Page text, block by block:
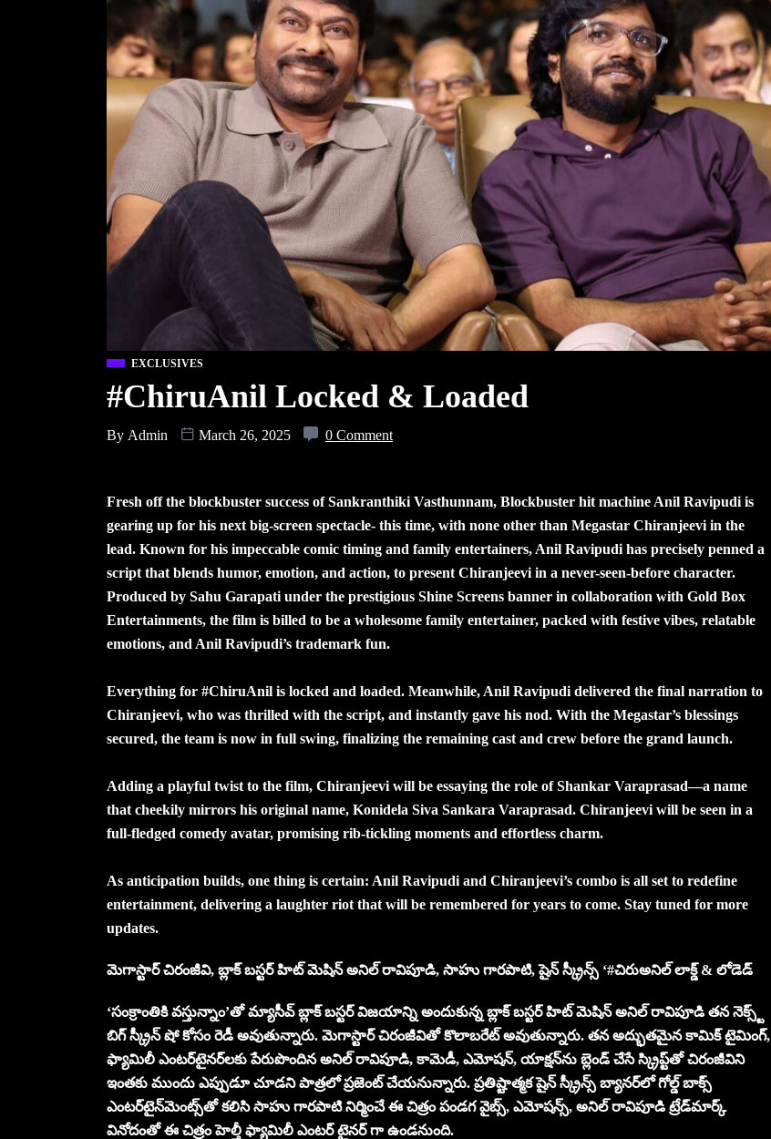
EXCLUSIVES
#ChiruAnil Locked & Loaded
By Admin March 26, 2025 0 Comment
Fresh off the blockbuster success of Sankranthiki Vasthunnam, Blockbuster hit machine Anil Ravipudi is
gearing up for his next big-screen spectacle- this time, with none other than Megastar Chiranjeevi in the
lead. Known for his impeccable comic timing and family entertainers, Anil Ravipudi has precisely penned a
script that blends humor, emotion, and action, to present Chiranjeevi in a never-seen-before character.
Produced by Sahu Garapati under the prestigious Shine Screens banner in collaboration with Gold Box
Entertainments, the film is billed to be a wholesome family entertainer, packed with festive vibes, relatable
emotions, and Anil Ravipudi’s trademark fun.
Everything for #ChiruAnil is locked and loaded. Meanwhile, Anil Ravipudi delivered the final narration to
Chiranjeevi, who was thrilled with the script, and instantly gave his nod. With the Megastar’s blessings
secured, the team is now in full swing, finalizing the remaining cast and crew before the grand launch.
Adding a playful twist to the film, Chiranjeevi will be essaying the role of Shankar Varaprasad—a name
that cheekily mirrors his original name, Konidela Siva Sankara Varaprasad. Chiranjeevi will be seen in a
full-fledged comedy avatar, promising rib-tickling moments and effortless charm.
As anticipation builds, one thing is certain: Anil Ravipudi and Chiranjeevi’s combo is all set to redefine
entertainment, delivering a laughter riot that will be remembered for years to come. Stay tuned for more
updates.
మెగాస్టార్ చిరంజీవి, బ్లాక్ బస్టర్ హిట్ మెషిన్ అనిల్ రావిపూడి, సాహు గారపాటి, షైన్ స్క్రీన్స్ ‘#చిరుఅనిల్ లాక్డ్ & లోడెడ్
‘సంక్రాంతికి వస్తున్నాం’తో మ్యాసీవ్ బ్లాక్ బస్టర్ విజయాన్ని అందుకున్న బ్లాక్ బస్టర్ హిట్ మెషిన్ అనిల్ రావిపూడి తన నెక్స్ట్
బిగ్ స్క్రీన్ షో కోసం రెడీ అవుతున్నారు. మెగాస్టార్ చిరంజీవితో కొలాబరేట్ అవుతున్నారు. తన అద్భుతమైన కామిక్ టైమింగ్,
ఫ్యామిలీ ఎంటర్‌టైనర్‌లకు పేరుపొందిన అనిల్ రావిపూడి, కామెడీ, ఎమోషన్, యాక్షన్‌ను బ్లెండ్ చేసే స్క్రిప్ట్‌తో చిరంజీవిని
ఇంతకు ముందు ఎప్పుడూ చూడని పాత్రలో ప్రజెంట్ చేయనున్నారు. ప్రతిష్టాత్మక షైన్ స్క్రీన్స్ బ్యానర్‌లో గోల్డ్ బాక్స్
ఎంటర్‌టైన్‌మెంట్స్‌తో కలిసి సాహు గారపాటి నిర్మించే ఈ చిత్రం పండగ వైబ్స్, ఎమోషన్స్, అనిల్ రావిపూడి ట్రేడ్‌మార్క్
వినోదంతో ఈ చిత్రం హెల్తీ ఫ్యామిలీ ఎంటర్ టైనర్ గా ఉండనుంది.